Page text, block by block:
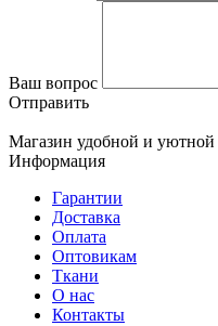
Ваш вопрос
Отправить
Магазин удобной и уютной
Информация
Гарантии
Доставка
Оплата
Оптовикам
Ткани
О нас
Контакты